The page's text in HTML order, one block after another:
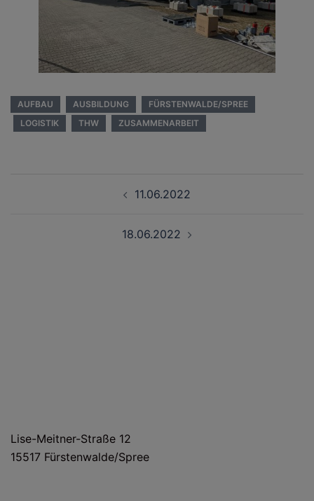
AUFBAU AUSBILDUNG
FÜRSTENWALDE/SPREE
LOGISTIK
THW ZUSAMMENARBEIT
11.06.2022
18.06.2022
Lise-Meitner-Straße 12
15517 Fürstenwalde/Spree